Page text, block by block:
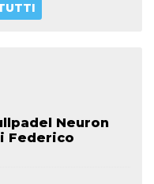
Neuron
Federico